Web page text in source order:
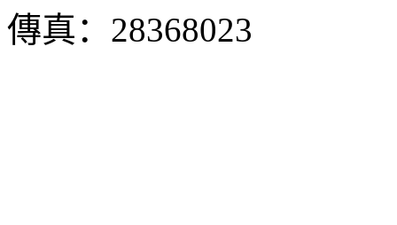
傳真：28368023